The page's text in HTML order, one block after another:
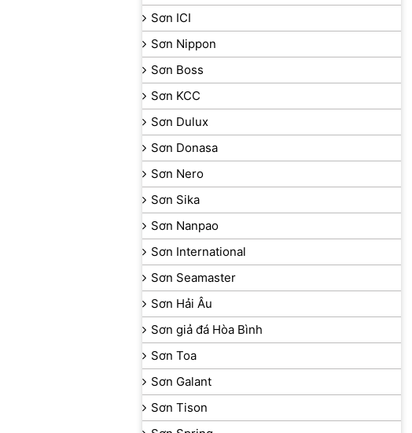
Sơn ICI
Sơn Nippon
Sơn Boss
Sơn KCC
Sơn Dulux
Sơn Donasa
Sơn Nero
Sơn Sika
Sơn Nanpao
Sơn International
Sơn Seamaster
Sơn Hải Âu
Sơn giả đá Hòa Bình
Sơn Toa
Sơn Galant
Sơn Tison